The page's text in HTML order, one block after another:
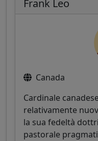
Frank Leo
Canada
Cardinale
relativamente
la sua fedeltà
pastorale